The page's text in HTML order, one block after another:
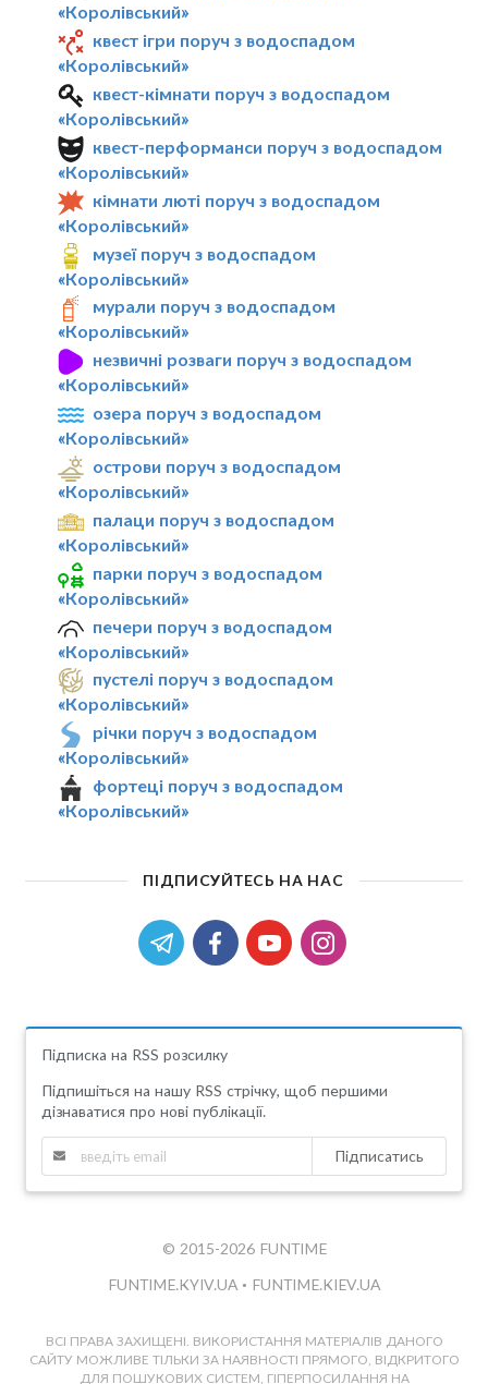
«Королівський»
квест ігри поруч з водоспадом
«Королівський»
квест-кімнати поруч з водоспадом
«Королівський»
квест-перформанси поруч з водоспадом
«Королівський»
кімнати люті поруч з водоспадом
«Королівський»
музеї поруч з водоспадом
«Королівський»
мурали поруч з водоспадом
«Королівський»
незвичні розваги поруч з водоспадом
«Королівський»
озера поруч з водоспадом
«Королівський»
острови поруч з водоспадом
«Королівський»
палаци поруч з водоспадом
«Королівський»
парки поруч з водоспадом
«Королівський»
печери поруч з водоспадом
«Королівський»
пустелі поруч з водоспадом
«Королівський»
річки поруч з водоспадом
«Королівський»
фортеці поруч з водоспадом
«Королівський»
ПІДПИСУЙТЕСЬ НА НАС
Підписка на RSS розсилку
Підпишіться на нашу RSS стрічку, щоб першими
дізнаватися про нові публікації.
Підписатись
© 2015-2026 FUNTIME
FUNTIME.KYIV.UA • FUNTIME.KIEV.UA
ВСІ ПРАВА ЗАХИЩЕНІ. ВИКОРИСТАННЯ МАТЕРІАЛІВ ДАНОГО
САЙТУ МОЖЛИВЕ ТІЛЬКИ ЗА НАЯВНОСТІ ПРЯМОГО, ВІДКРИТОГО
ДЛЯ ПОШУКОВИХ СИСТЕМ, ГІПЕРПОСИЛАННЯ НА